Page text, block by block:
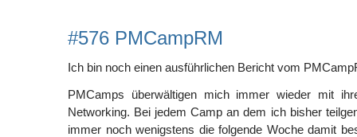
#576 PMCampRM
Ich bin noch einen ausführlichen Bericht vom
PMCamps überwältigen mich immer wieder mit
Networking. Bei jedem Camp an dem ich bisher
immer noch wenigstens die folgende Woche damit